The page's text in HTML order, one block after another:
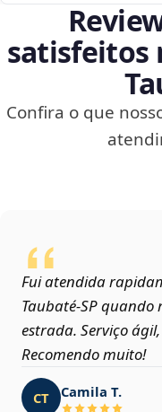
satisfeitos
Confira o que
Fui atendida
Taubaté‑SP
estrada. Serviço
Recomendo muito!
CT Camila T.